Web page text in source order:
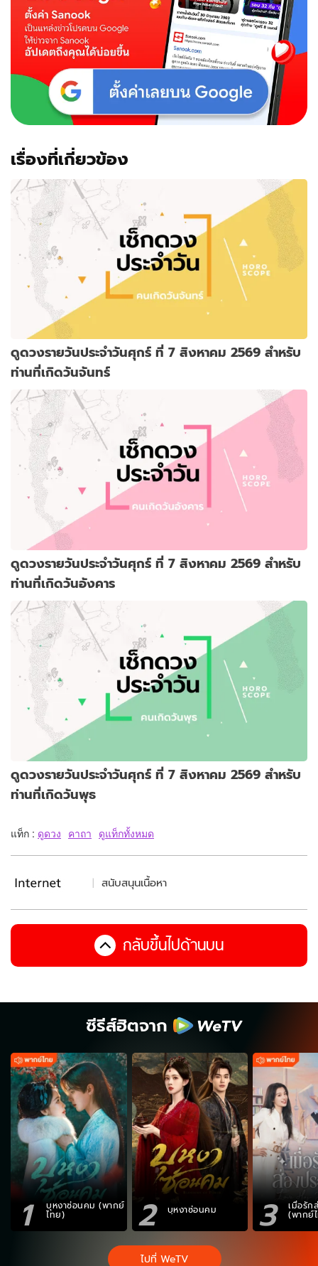
เรื่องที่เกี่ยวข้อง
ดูดวงรายวันประจำวันศุกร์ ที่ 7 สิงหาคม 2569 สำหรับ
ท่านที่เกิดวันจันทร์
ดูดวงรายวันประจำวันศุกร์ ที่ 7 สิงหาคม 2569 สำหรับ
ท่านที่เกิดวันอังคาร
ดูดวงรายวันประจำวันศุกร์ ที่ 7 สิงหาคม 2569 สำหรับ
ท่านที่เกิดวันพุธ
แท็ก : ดูดวง คาถา ดูแท็กทั้งหมด
สนับสนุนเนื้อหา
กลับขึ้นไปด้านบน
ซีรีส์ฮิตจาก
1 บุหงาซ่อนคม (พากย์
ไทย) 2 บุหงาซ่อนคม 3 เมื่อรัก
(พากย์
ไปที่ WeTV